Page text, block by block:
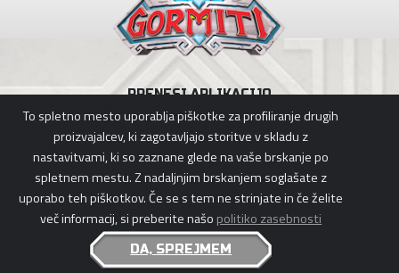
PRENESI APLIKACIJO
POLITIKA ZASEBNOSTI|POLITIKA PIŠKOTKOV
GORMITI © 2026 GIOCHI PREZIOSI S.P.A., PLANETA JUNIOR & KOTOC.
ALL RIGHTS RESERVED - P.IVA 05935650969
To spletno mesto uporablja piškotke za profiliranje drugih
proizvajalcev, ki zagotavljajo storitve v skladu z
nastavitvami, ki so zaznane glede na vaše brskanje po
spletnem mestu. Z nadaljnjim brskanjem soglašate z
uporabo teh piškotkov. Če se s tem ne strinjate in če želite
več informacij, si preberite našo politiko zasebnosti
DA, SPREJMEM